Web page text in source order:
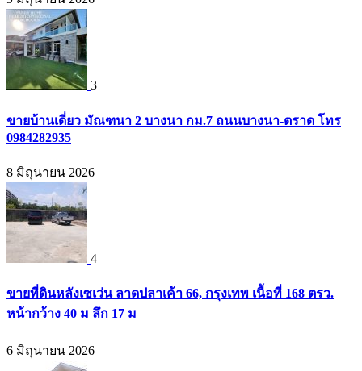
3
ขายบ้านเดี่ยว มัณฑนา 2 บางนา กม.7 ถนนบางนา-ตราด โทร
0984282935
8 มิถุนายน 2026
4
ขายที่ดินหลังเซเว่น ลาดปลาเค้า 66, กรุงเทพ เนื้อที่ 168 ตรว.
หน้ากว้าง 40 ม ลึก 17 ม
6 มิถุนายน 2026